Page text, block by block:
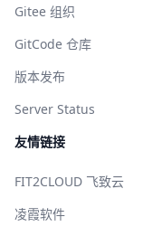
Gitee 组织
GitCode 仓库
版本发布
Server Status
友情链接
FIT2CLOUD 飞致云
凌霞软件